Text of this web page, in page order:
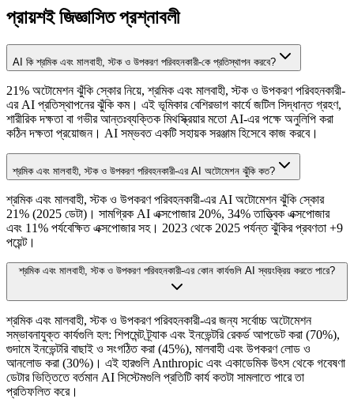
প্রায়শই জিজ্ঞাসিত প্রশ্নাবলী
AI কি শ্রমিক এবং মালবাহী, স্টক ও উপকরণ পরিবহনকারী-কে প্রতিস্থাপন করবে?
21% অটোমেশন ঝুঁকি স্কোর নিয়ে, শ্রমিক এবং মালবাহী, স্টক ও উপকরণ পরিবহনকারী-
এর AI প্রতিস্থাপনের ঝুঁকি কম। এই ভূমিকার বেশিরভাগ কার্যে জটিল সিদ্ধান্ত গ্রহণ,
শারীরিক দক্ষতা বা গভীর আন্তঃব্যক্তিক মিথস্ক্রিয়ার মতো AI-এর পক্ষে অনুলিপি করা
কঠিন দক্ষতা প্রয়োজন। AI সম্ভবত একটি সহায়ক সরঞ্জাম হিসেবে কাজ করবে।
শ্রমিক এবং মালবাহী, স্টক ও উপকরণ পরিবহনকারী-এর AI অটোমেশন ঝুঁকি কত?
শ্রমিক এবং মালবাহী, স্টক ও উপকরণ পরিবহনকারী-এর AI অটোমেশন ঝুঁকি স্কোর
21% (2025 ডেটা)। সামগ্রিক AI এক্সপোজার 20%, 34% তাত্ত্বিক এক্সপোজার
এবং 11% পর্যবেক্ষিত এক্সপোজার সহ। 2023 থেকে 2025 পর্যন্ত ঝুঁকির প্রবণতা +9
পয়েন্ট।
শ্রমিক এবং মালবাহী, স্টক ও উপকরণ পরিবহনকারী-এর কোন কার্যগুলি AI স্বয়ংক্রিয় করতে পারে?
শ্রমিক এবং মালবাহী, স্টক ও উপকরণ পরিবহনকারী-এর জন্য সর্বোচ্চ অটোমেশন
সম্ভাবনাযুক্ত কার্যগুলি হল: শিপমেন্ট ট্র্যাক এবং ইনভেন্টরি রেকর্ড আপডেট করা (70%),
গুদামে ইনভেন্টরি বাছাই ও সংগঠিত করা (45%), মালবাহী এবং উপকরণ লোড ও
আনলোড করা (30%)। এই হারগুলি Anthropic এবং একাডেমিক উৎস থেকে গবেষণা
ডেটার ভিত্তিতে বর্তমান AI সিস্টেমগুলি প্রতিটি কার্য কতটা সামলাতে পারে তা
প্রতিফলিত করে।